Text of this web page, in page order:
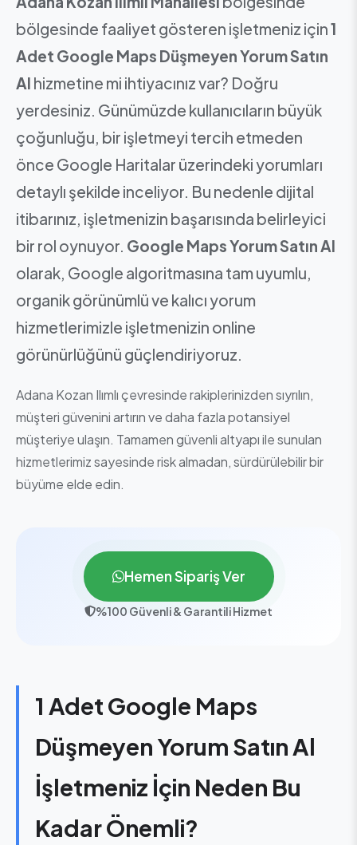
bölgesinde faaliyet gösteren işletmeniz için1
Adet Google Maps Düşmeyen Yorum Satın
Al hizmetine mi ihtiyacınız var? Doğru
yerdesiniz. Günümüzde kullanıcıların büyük
çoğunluğu, bir işletmeyi tercih etmeden
önce Google Haritalar üzerindeki yorumları
detaylı şekilde inceliyor. Bu nedenle dijital
itibarınız, işletmenizin başarısında belirleyici
bir rol oynuyor. Google Maps Yorum Satın Al
olarak, Google algoritmasına tam uyumlu,
organik görünümlü ve kalıcı yorum
hizmetlerimizle işletmenizin online
görünürlüğünü güçlendiriyoruz.
Adana Kozan Ilımlı çevresinde rakiplerinizden sıyrılın,
müşteri güvenini artırın ve daha fazla potansiyel
müşteriye ulaşın. Tamamen güvenli altyapı ile sunulan
hizmetlerimiz sayesinde risk almadan, sürdürülebilir bir
büyüme elde edin.
Hemen Sipariş Ver
%100 Güvenli & Garantili Hizmet
1 Adet Google Maps
Düşmeyen Yorum Satın Al
İşletmeniz İçin Neden Bu
Kadar Önemli?